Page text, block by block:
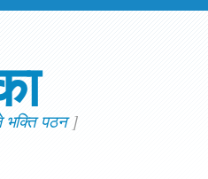
भक्ति पठन]